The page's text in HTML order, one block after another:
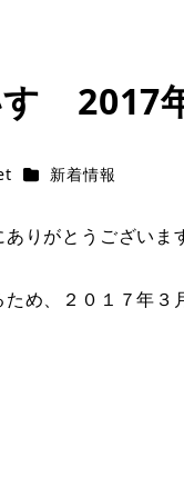
2017
カテゴリー
新着情報
りがとうございま
め、２０１７年３